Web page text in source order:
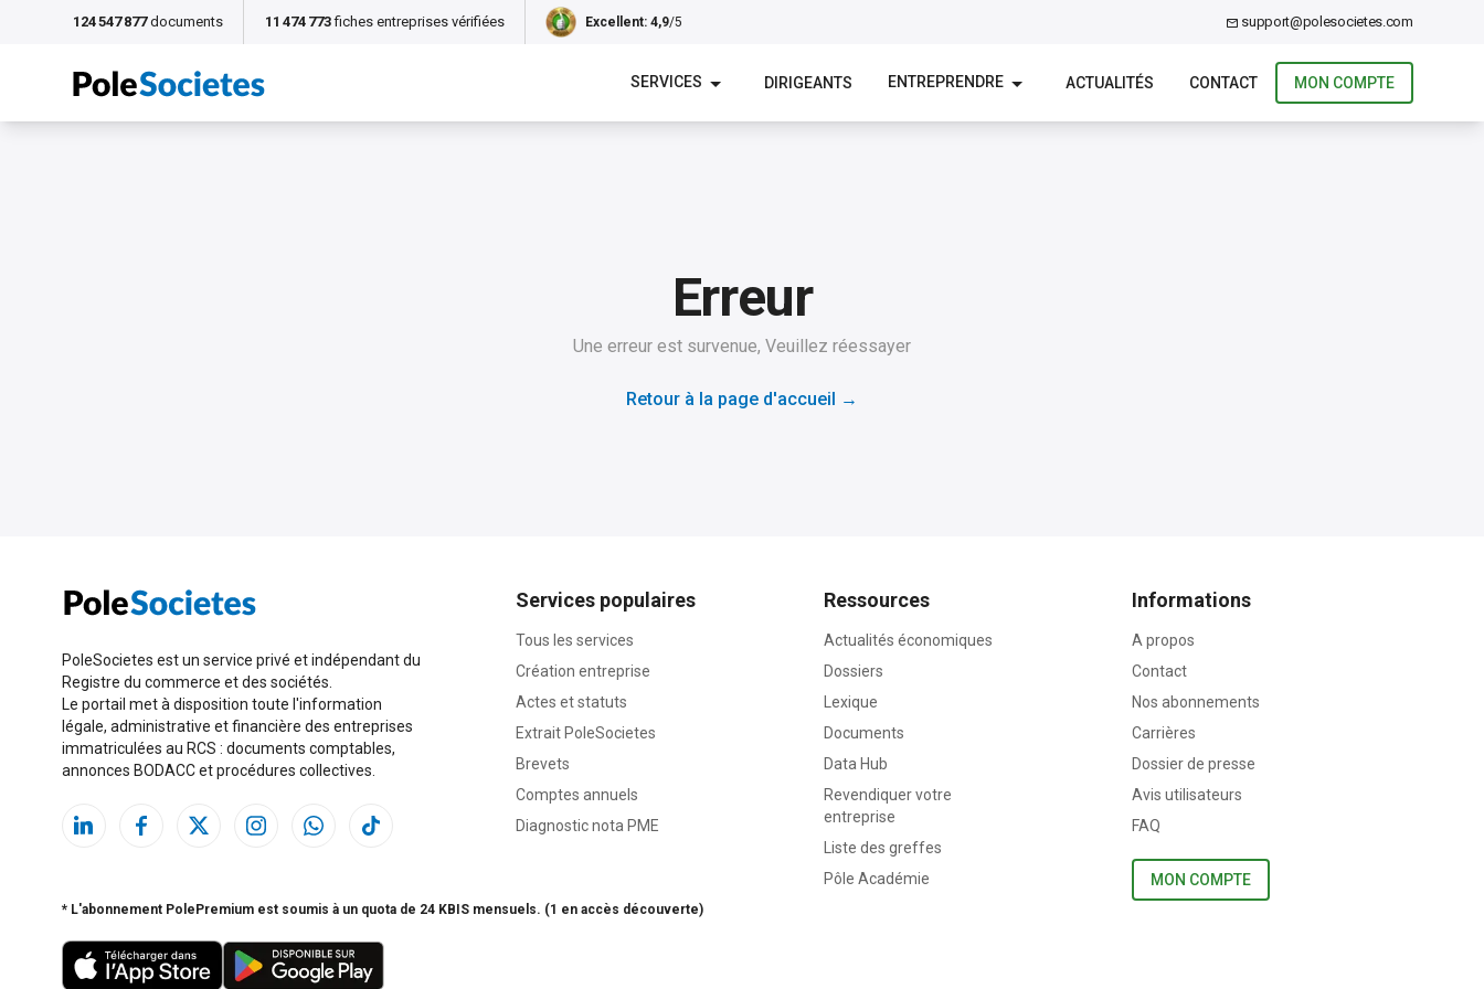
124 547 877 documents 11 474 773 fiches entreprises vérifiées Excellent: 4,9/5 support@polesocietes.com
SERVICES DIRIGEANTS ENTREPRENDRE ACTUALITÉS CONTACT MON COMPTE
Erreur
Une erreur est survenue, Veuillez réessayer
Retour à la page d'accueil →
PoleSocietes est un service privé et indépendant du
Registre du commerce et des sociétés.
Le portail met à disposition toute l'information
légale, administrative et financière des entreprises
immatriculées au RCS : documents comptables,
annonces BODACC et procédures collectives.
Services populaires
Tous les services
Création entreprise
Actes et statuts
Extrait PoleSocietes
Brevets
Comptes annuels
Diagnostic nota PME
Ressources
Actualités économiques
Dossiers
Lexique
Documents
Data Hub
Revendiquer votre
entreprise
Liste des greffes
Pôle Académie
Informations
A propos
Contact
Nos abonnements
Carrières
Dossier de presse
Avis utilisateurs
FAQ
MON COMPTE
* L'abonnement PolePremium est soumis à un quota de 24 KBIS mensuels. (1 en accès découverte)